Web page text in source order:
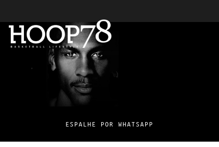
ESPALHE POR WHATSAPP